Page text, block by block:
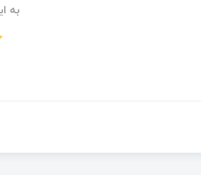
به